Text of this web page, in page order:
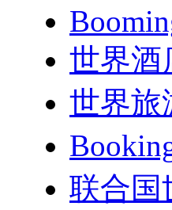
世界酒
世界旅
联合国